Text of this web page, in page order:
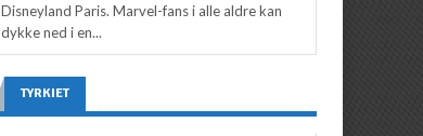
Disneyland Paris. Marvel-fans i alle aldre kan
dykke ned i en...
TYRKIET